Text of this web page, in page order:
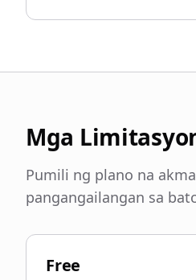
Mga
Pumili ng plano na
pangangailangan sa
Free